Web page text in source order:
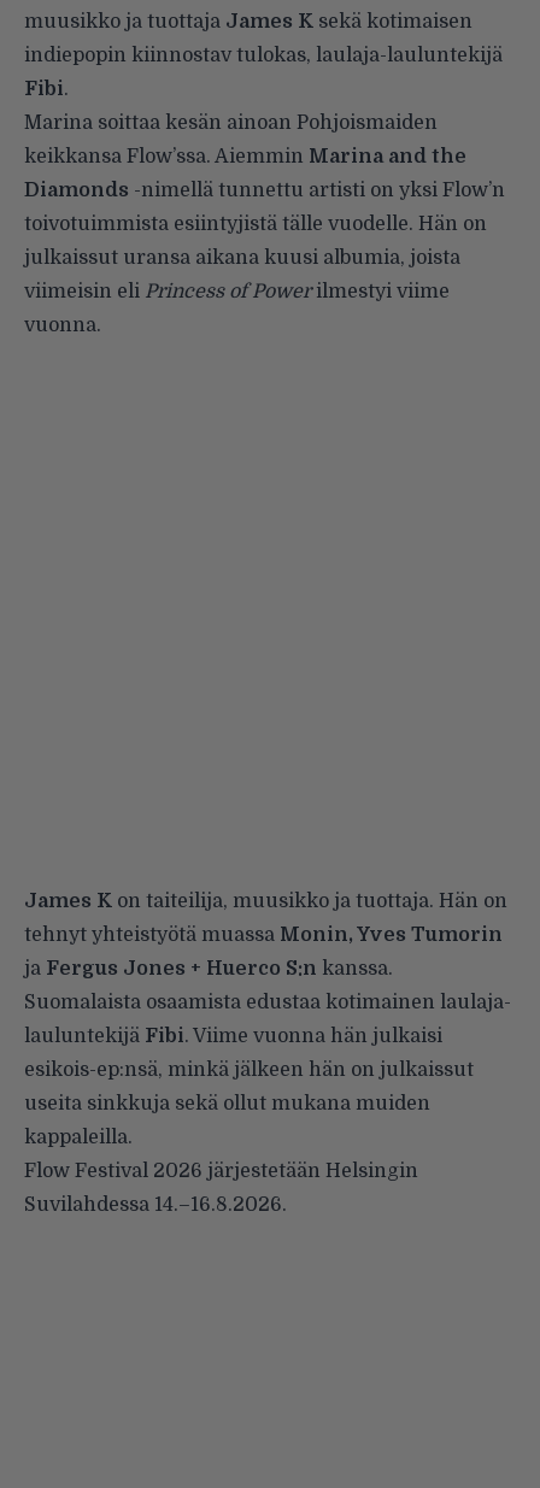
muusikko ja tuottaja James K sekä kotimaisen
indiepopin kiinnostav tulokas, laulaja-lauluntekijä
Fibi.
Marina soittaa kesän ainoan Pohjoismaiden
keikkansa Flow’ssa. Aiemmin Marina and the
Diamonds -nimellä tunnettu artisti on yksi Flow’n
toivotuimmista esiintyjistä tälle vuodelle. Hän on
julkaissut uransa aikana kuusi albumia, joista
viimeisin eli Princess of Powerilmestyi viime
vuonna.
James K on taiteilija, muusikko ja tuottaja. Hän on
tehnyt yhteistyötä muassa Monin, Yves Tumorin
ja Fergus Jones + Huerco S:n kanssa.
Suomalaista osaamista edustaa kotimainen laulaja-
lauluntekijä Fibi. Viime vuonna hän julkaisi
esikois-ep:nsä, minkä jälkeen hän on julkaissut
useita sinkkuja sekä ollut mukana muiden
kappaleilla.
Flow Festival 2026 järjestetään Helsingin
Suvilahdessa 14.–16.8.2026.